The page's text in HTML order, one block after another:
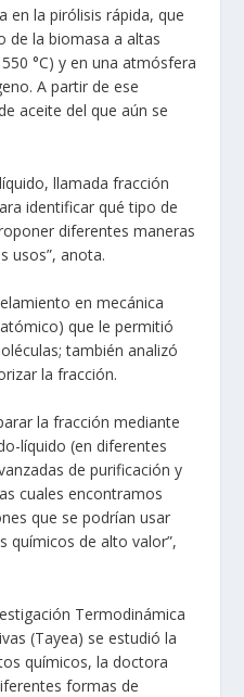
en la pirólisis rápida, que
de la biomasa a altas
°C) y en una atmósfera
A partir de ese
aceite del que aún se
llamada fracción
identificar qué tipo de
diferentes maneras
usos”, anota.
en mecánica
que le permitió
también analizó
la fracción.
la fracción mediante
líquido (en diferentes
de purificación y
cuales encontramos
que se podrían usar
químicos de alto valor”,
Termodinámica
(Tayea) se estudió la
químicos, la doctora
formas de